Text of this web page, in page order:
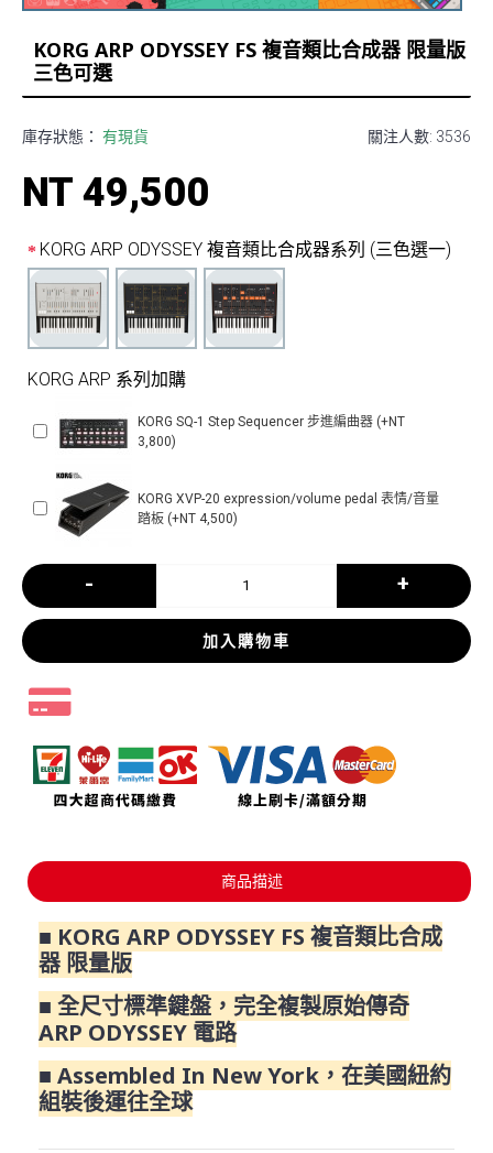
KORG ARP ODYSSEY FS 複音類比合成器 限量版
三色可選
關注人數: 3536
庫存狀態： 有現貨
NT 49,500
KORG ARP ODYSSEY 複音類比合成器系列 (三色選一)
KORG ARP 系列加購
KORG SQ-1 Step Sequencer 步進編曲器 (+NT
3,800)
KORG XVP-20 expression/volume pedal 表情/音量
踏板 (+NT 4,500)
- +
加入購物車
商品描述
■ KORG ARP ODYSSEY FS 複音類比合成
器 限量版
■ 全尺寸標準鍵盤，完全複製原始傳奇
ARP ODYSSEY 電路
■ Assembled In New York，在美國紐約
組裝後運往全球